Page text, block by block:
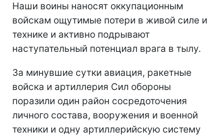
Наши воины наносят оккупационным
войскам ощутимые потери в живой силе и
технике и активно подрывают
наступательный потенциал врага в тылу.
За минувшие сутки авиация, ракетные
войска и артиллерия Сил обороны
поразили один район сосредоточения
личного состава, вооружения и военной
техники и одну артиллерийскую систему